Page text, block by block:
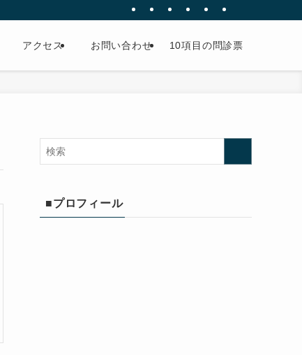
アクセス お問い合わせ 10項目の問診票
■プロフィール